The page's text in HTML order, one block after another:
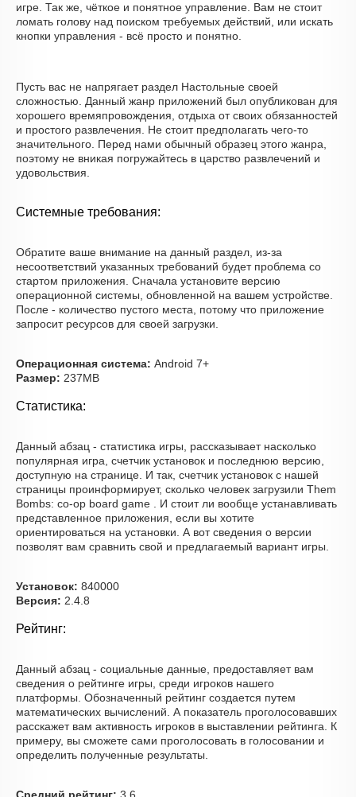
игре. Так же, чёткое и понятное управление. Вам не стоит
ломать голову над поиском требуемых действий, или искать
кнопки управления - всё просто и понятно.
Пусть вас не напрягает раздел Настольные своей
сложностью. Данный жанр приложений был опубликован для
хорошего времяпровождения, отдыха от своих обязанностей
и простого развлечения. Не стоит предполагать чего-то
значительного. Перед нами обычный образец этого жанра,
поэтому не вникая погружайтесь в царство развлечений и
удовольствия.
Системные требования:
Обратите ваше внимание на данный раздел, из-за
несоответствий указанных требований будет проблема со
стартом приложения. Сначала установите версию
операционной системы, обновленной на вашем устройстве.
После - количество пустого места, потому что приложение
запросит ресурсов для своей загрузки.
Операционная система: Android 7+
Размер: 237MB
Статистика:
Данный абзац - статистика игры, рассказывает насколько
популярная игра, счетчик установок и последнюю версию,
доступную на странице. И так, счетчик установок с нашей
страницы проинформирует, сколько человек загрузили Them
Bombs: co-op board game . И стоит ли вообще устанавливать
представленное приложения, если вы хотите
ориентироваться на установки. А вот сведения о версии
позволят вам сравнить свой и предлагаемый вариант игры.
Установок: 840000
Версия: 2.4.8
Рейтинг:
Данный абзац - социальные данные, предоставляет вам
сведения о рейтинге игры, среди игроков нашего
платформы. Обозначенный рейтинг создается путем
математических вычислений. А показатель проголосовавших
расскажет вам активность игроков в выставлении рейтинга. К
примеру, вы сможете сами проголосовать в голосовании и
определить полученные результаты.